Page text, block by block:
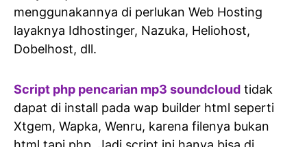
menggunakannya di perlukan Web Hosting
layaknya Idhostinger, Nazuka, Heliohost,
Dobelhost, dll.
Script php pencarian mp3 soundcloud tidak
dapat di install pada wap builder html seperti
Xtgem, Wapka, Wenru, karena filenya bukan